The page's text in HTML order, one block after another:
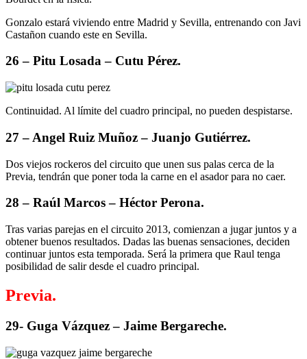
Gonzalo estará viviendo entre Madrid y Sevilla, entrenando con Javi
Castañon cuando este en Sevilla.
26 – Pitu Losada – Cutu Pérez.
Continuidad. Al límite del cuadro principal, no pueden despistarse.
27 – Angel Ruiz Muñoz – Juanjo Gutiérrez.
Dos viejos rockeros del circuito que unen sus palas cerca de la
Previa, tendrán que poner toda la carne en el asador para no caer.
28 – Raúl Marcos – Héctor Perona.
Tras varias parejas en el circuito 2013, comienzan a jugar juntos y a
obtener buenos resultados. Dadas las buenas sensaciones, deciden
continuar juntos esta temporada. Será la primera que Raul tenga
posibilidad de salir desde el cuadro principal.
Previa.
29- Guga Vázquez – Jaime Bergareche.